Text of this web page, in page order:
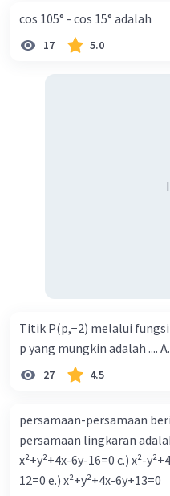
3 = 12.
cos 105° - cos 15° adalah
17 5.0
Titik P(p,−2) melalui
p yang mungkin adalah .... A.
27 4.5
persamaan-persamaan
persamaan lingkaran adalah a.) x²+y²+4x-6y-12=0
x²+y²+4x-6y-16=0 c.) x²-
12=0 e.) x²+y²+4x-6y+13=0